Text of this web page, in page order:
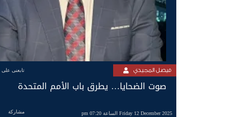
فيصل المجيدي تابعنى على
صوت الضحايا… يطرق باب الأمم المتحدة
Friday 12 December 2025 الساعة 07:20 pm مشاركة